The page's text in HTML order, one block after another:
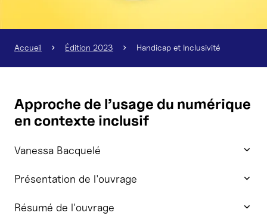
Accueil Édition 2023 Handicap et Inclusivité
Approche de l’usage du numérique
en contexte inclusif
Vanessa Bacquelé
Présentation de l'ouvrage
Résumé de l'ouvrage